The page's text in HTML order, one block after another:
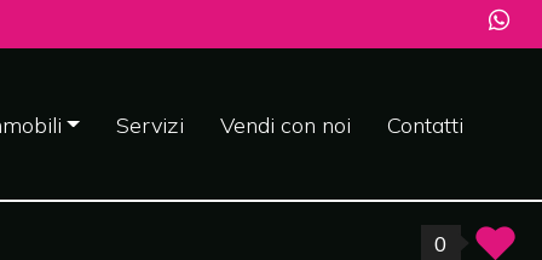
Servizi Vendi con noi Contatti
0